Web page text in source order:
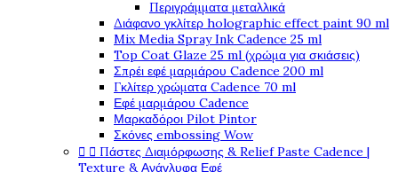
Περιγράμματα μεταλλικά
Διάφανο γκλίτερ holographic effect paint 90 ml
Mix Media Spray Ink Cadence 25 ml
Top Coat Glaze 25 ml (χρώμα για σκιάσεις)
Σπρέι εφέ μαρμάρου Cadence 200 ml
Γκλίτερ χρώματα Cadence 70 ml
Εφέ μαρμάρου Cadence
Μαρκαδόροι Pilot Pintor
Σκόνες embossing Wow
  Πάστες Διαμόρφωσης & Relief Paste Cadence |
Texture & Ανάγλυφα Εφέ